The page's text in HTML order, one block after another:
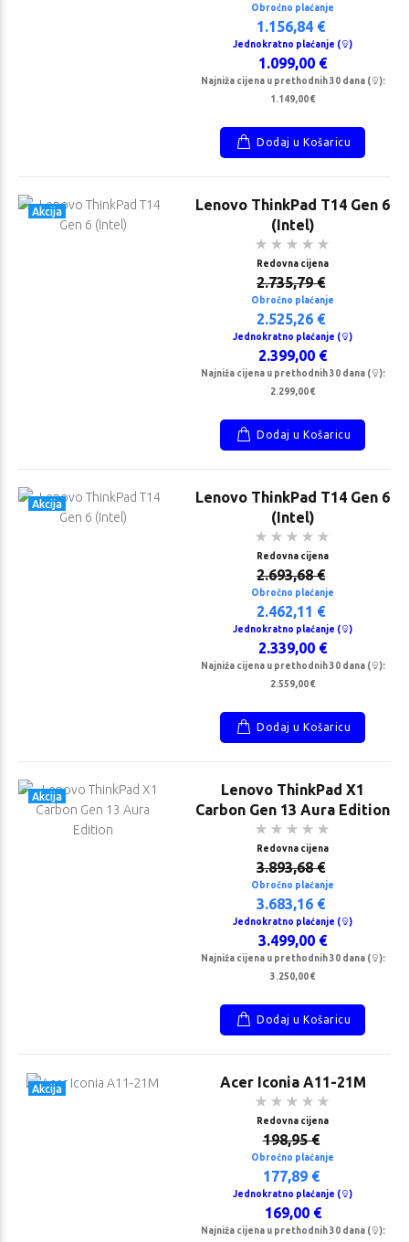
Obročno plaćanje
1.156,84 €
Jednokratno plaćanje ( )
1.099,00 €
Najniža cijena u prethodnih 30 dana (
):
1.149,00 €
Dodaj u Košaricu
Akcija
Lenovo ThinkPad T14 Gen 6
(Intel)
Redovna cijena
2.735,79 €
Obročno plaćanje
2.525,26 €
Jednokratno plaćanje ( )
2.399,00 €
Najniža cijena u prethodnih 30 dana (
):
2.299,00 €
Dodaj u Košaricu
Akcija
Lenovo ThinkPad T14 Gen 6
(Intel)
Redovna cijena
2.693,68 €
Obročno plaćanje
2.462,11 €
Jednokratno plaćanje ( )
2.339,00 €
Najniža cijena u prethodnih 30 dana (
):
2.559,00 €
Dodaj u Košaricu
Akcija
Lenovo ThinkPad X1
Carbon Gen 13 Aura Edition
Redovna cijena
3.893,68 €
Obročno plaćanje
3.683,16 €
Jednokratno plaćanje ( )
3.499,00 €
Najniža cijena u prethodnih 30 dana (
):
3.250,00 €
Dodaj u Košaricu
Akcija Acer Iconia A11-21M
Redovna cijena
198,95 €
Obročno plaćanje
177,89 €
Jednokratno plaćanje ( )
169,00 €
Najniža cijena u prethodnih 30 dana ( ):